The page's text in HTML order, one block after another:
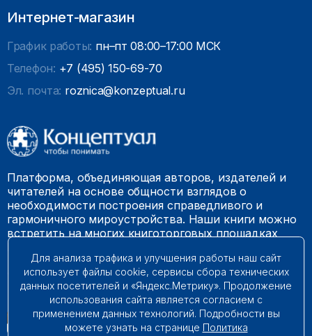
Интернет-магазин
График работы: пн–пт 08:00–17:00 МСК
Телефон: +7 (495) 150-69-70
Эл. почта: roznica@konzeptual.ru
Платформа, объединяющая авторов, издателей и
читателей на основе общности взглядов о
необходимости построения справедливого и
гармоничного мироустройства. Наши книги можно
встретить на многих книготорговых площадках
© 2009 – 2026. Все права защищены.
Для анализа трафика и улучшения работы наш сайт
использует файлы cookie, сервисы сбора технических
данных посетителей и «Яндекс.Метрику». Продолжение
использования сайта является согласием с
применением данных технологий. Подробности вы
можете узнать на странице Политика